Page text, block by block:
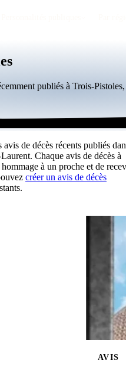
publiés à Trois-
de décès récents publiés
Chaque avis de décès à
à un proche et de
créer un avis de décès
AVIS